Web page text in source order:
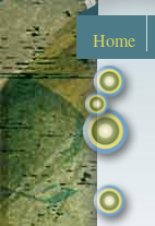
Home